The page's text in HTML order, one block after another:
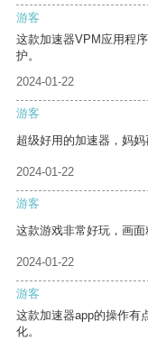
游客
这款加速器VPM应用程
护。
2024-01-22
游客
超级好用的加速器，妈
2024-01-22
游客
这款游戏非常好玩，画面
2024-01-22
游客
这款加速器app的操作有
化。